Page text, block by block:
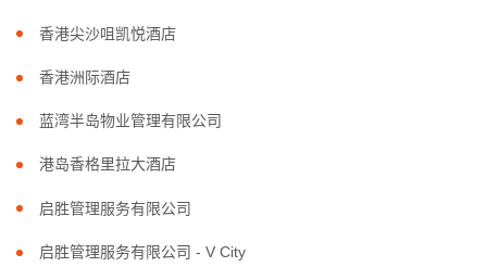
香港尖沙咀凯悦酒店
香港洲际酒店
蓝湾半岛物业管理有限公司
港岛香格里拉大酒店
启胜管理服务有限公司
启胜管理服务有限公司 - V City